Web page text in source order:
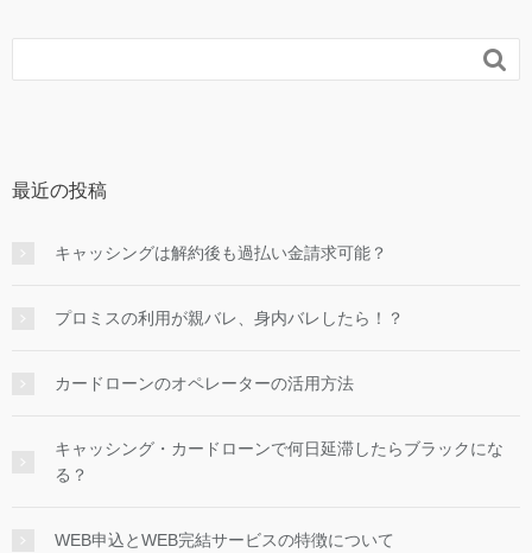

最近の投稿
キャッシングは解約後も過払い金請求可能？
プロミスの利用が親バレ、身内バレしたら！？
カードローンのオペレーターの活用方法
キャッシング・カードローンで何日延滞したらブラックにな
る？
WEB申込とWEB完結サービスの特徴について